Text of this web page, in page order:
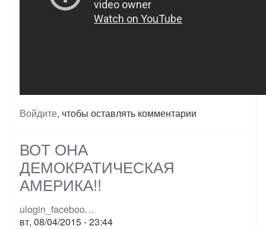
Войдите, чтобы оставлять комментарии
ВОТ ОНА
ДЕМОКРАТИЧЕСКАЯ
АМЕРИКА!!
ulogin_faceboo…
вт, 08/04/2015 - 23:44